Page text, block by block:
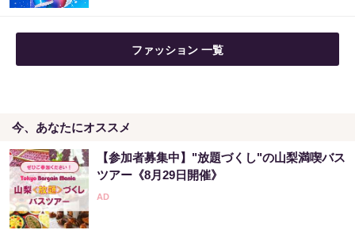
ファッション 一覧
今、あなたにオススメ
【参加者募集中】"放題づくし"の山梨満喫バス
ツアー《8月29日開催》